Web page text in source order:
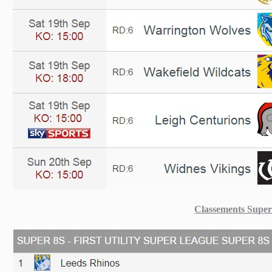
Classements